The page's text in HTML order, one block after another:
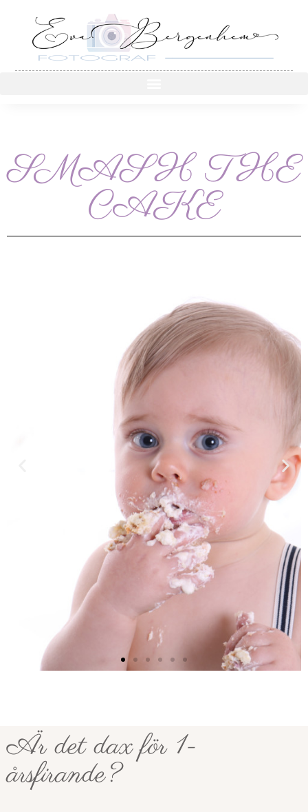
SMASH THE
CAKE
Är det dax för 1-
årsfirande?